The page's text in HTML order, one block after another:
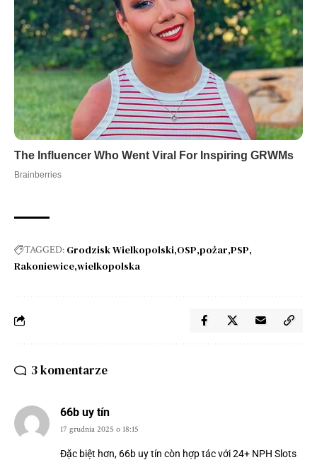
TAGGED: Grodzisk Wielkopolski OSP pożar PSP
Rakoniewice wielkopolska
3 komentarze
66b uy tín
17 grudnia 2025 o 18:15
Đặc biệt hơn, 66b uy tín còn hợp tác với 24+ NPH Slots